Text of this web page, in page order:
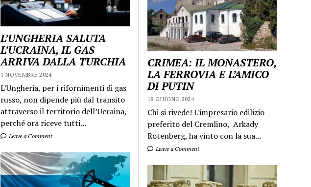
CRIMEA: IL MONASTERO,
LA FERROVIA E L’AMICO
DI PUTIN
18 GIUGNO 2024
Chi si rivede! L'impresario edilizio
preferito del Cremlino, Arkady
Rotenberg, ha vinto con la sua...
Leave a Comment
L’UNGHERIA SALUTA
L’UCRAINA, IL GAS
ARRIVA DALLA TURCHIA
1 NOVEMBRE 2024
L’Ungheria, per i rifornimenti di gas
russo, non dipende più dal transito
attraverso il territorio dell’Ucraina,
perché ora riceve tutti...
Leave a Comment